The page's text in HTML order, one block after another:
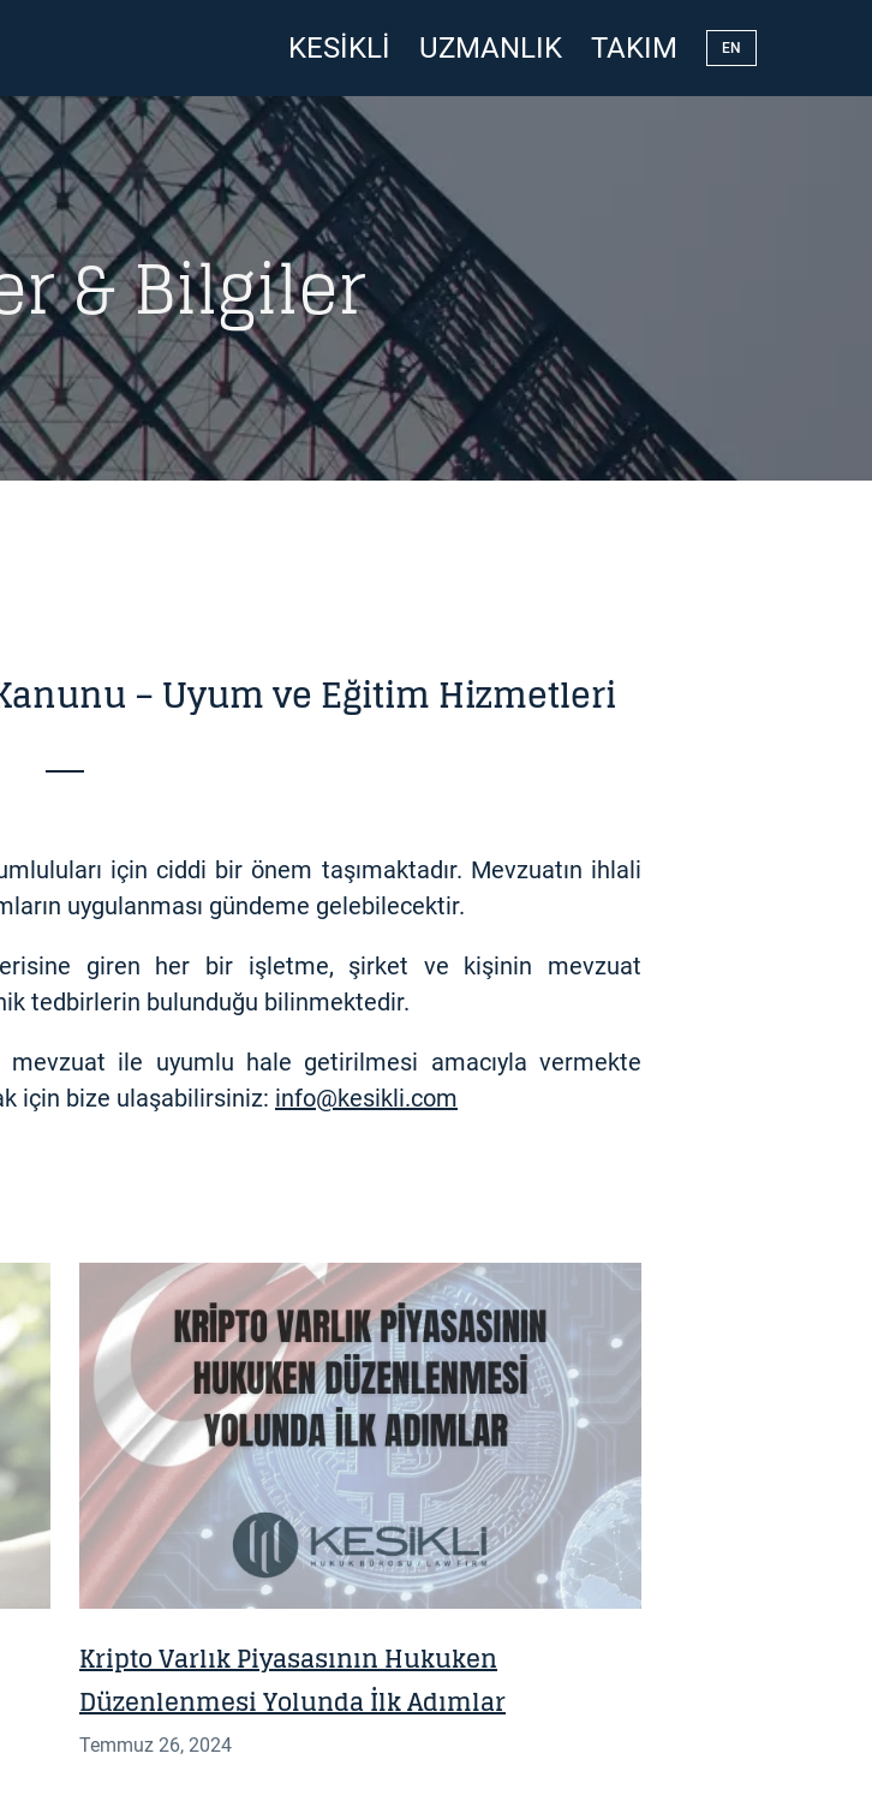
KESIKLI UZMANLIK TAKIM EN
& Bilgiler
– Uyum ve Eğitim Hizmetleri
için ciddi bir önem taşımaktadır. Mevzuatın ihlali
uygulanması gündeme gelebilecektir.
giren her bir işletme, şirket ve kişinin mevzuat
tedbirlerin bulunduğu bilinmektedir.
ile uyumlu hale getirilmesi amacıyla vermekte
için bize ulaşabilirsiniz: info@kesikli.com
Kripto Varlık Piyasasının Hukuken
Düzenlenmesi Yolunda İlk Adımlar
Temmuz 26, 2024